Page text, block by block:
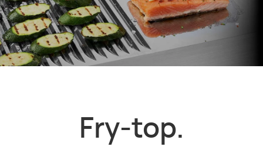
Fry-top.